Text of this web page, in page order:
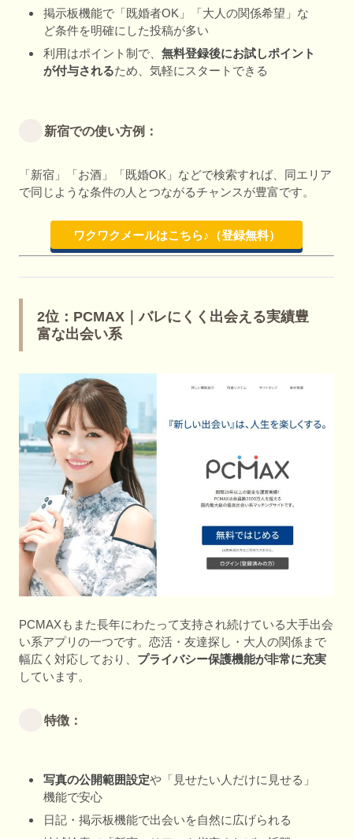
掲示板機能で「既婚者OK」「大人の関係希望」な
ど条件を明確にした投稿が多い
利用はポイント制で、 無料登録後にお試しポイント
が付与されるため、気軽にスタートできる
新宿での使い方例：
「新宿」「お酒」「既婚OK」などで検索すれば、同エリア
で同じような条件の人とつながるチャンスが豊富です。
ワクワクメールはこちら♪（登録無料）
2位：PCMAX｜バレにくく出会える実績豊
富な出会い系
PCMAXもまた長年にわたって支持され続けている大手出会
い系アプリの一つです。恋活・友達探し・大人の関係まで
幅広く対応しており、 プライバシー保護機能が非常に充実
しています。
特徴：
写真の公開範囲設定や「見せたい人だけに見せる」
機能で安心
日記・掲示板機能で出会いを自然に広げられる